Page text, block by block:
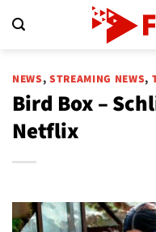
Inhalt
NEWS,STREAMING NEWS,
Bird Box –
Netflix